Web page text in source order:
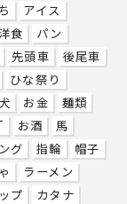
アイス
食
パン
先頭車
後尾車
ひな祭り
犬 お金
麺類
お酒
馬
グ 指輪
帽子
ラーメン
プ
カタナ